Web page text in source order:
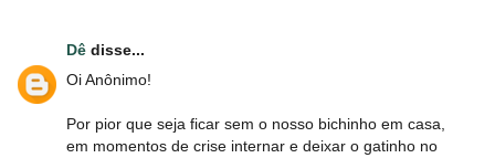
Dê disse...
Oi Anônimo!
Por pior que seja ficar sem o nosso bichinho em casa,
em momentos de crise internar e deixar o gatinho no